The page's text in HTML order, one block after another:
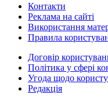
Контакти
Реклама на сайті
Використання
Правила
Договір
Політика у сфері
Угода щодо
Редакція